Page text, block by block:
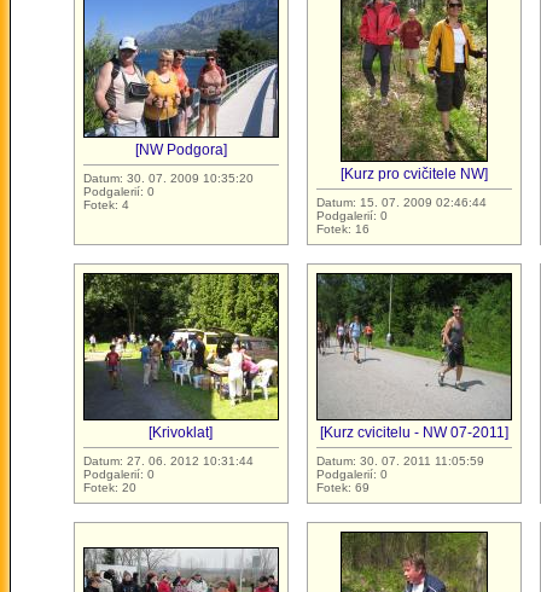
[NW Podgora]
Datum: 30. 07. 2009 10:35:20
Podgalerií: 0
Fotek: 4
[Kurz pro cvičitele NW]
Datum: 15. 07. 2009 02:46:44
Podgalerií: 0
Fotek: 16
[Krivoklat]
Datum: 27. 06. 2012 10:31:44
Podgalerií: 0
Fotek: 20
[Kurz cvicitelu - NW 07-2011]
Datum: 30. 07. 2011 11:05:59
Podgalerií: 0
Fotek: 69